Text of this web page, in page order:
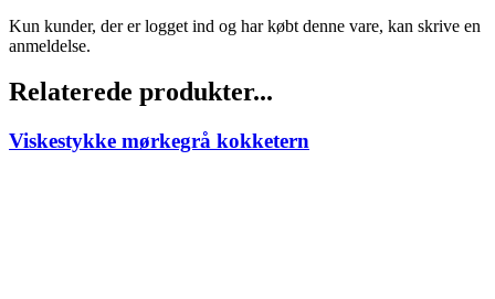
Kun kunder, der er logget ind og har købt denne vare, kan skrive en
anmeldelse.
Relaterede produkter...
Viskestykke mørkegrå kokketern